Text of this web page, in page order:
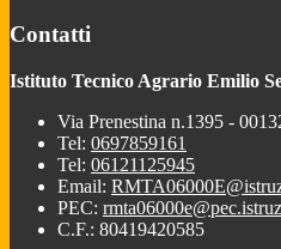
Contatti
Istituto Tecnico Agrario Emilio
Via Prenestina n.1395 -
Tel: 0697859161
Tel: 06121125945
Email:
PEC:
C.F.: 80419420585